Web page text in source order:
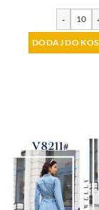
-
DODAJ DO